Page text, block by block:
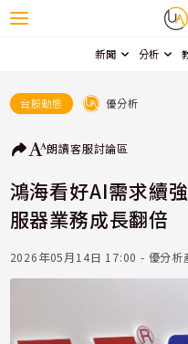
新聞 分析
台股動態 優分析
朗讀客服討論區
鴻海看好AI需求續
服器業務成長翻倍
2026年05月14日 17:00 - 優分析